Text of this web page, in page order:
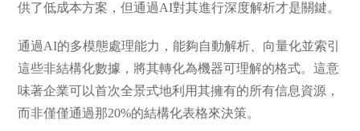
供了低成本方案，但通過AI對其進行深度解析才是關鍵。
通過AI的多模態處理能力，能夠自動解析、向量化並索引
這些非結構化數據，將其轉化為機器可理解的格式。這意
味著企業可以首次全景式地利用其擁有的所有信息資源，
而非僅僅通過那20%的結構化表格來決策。